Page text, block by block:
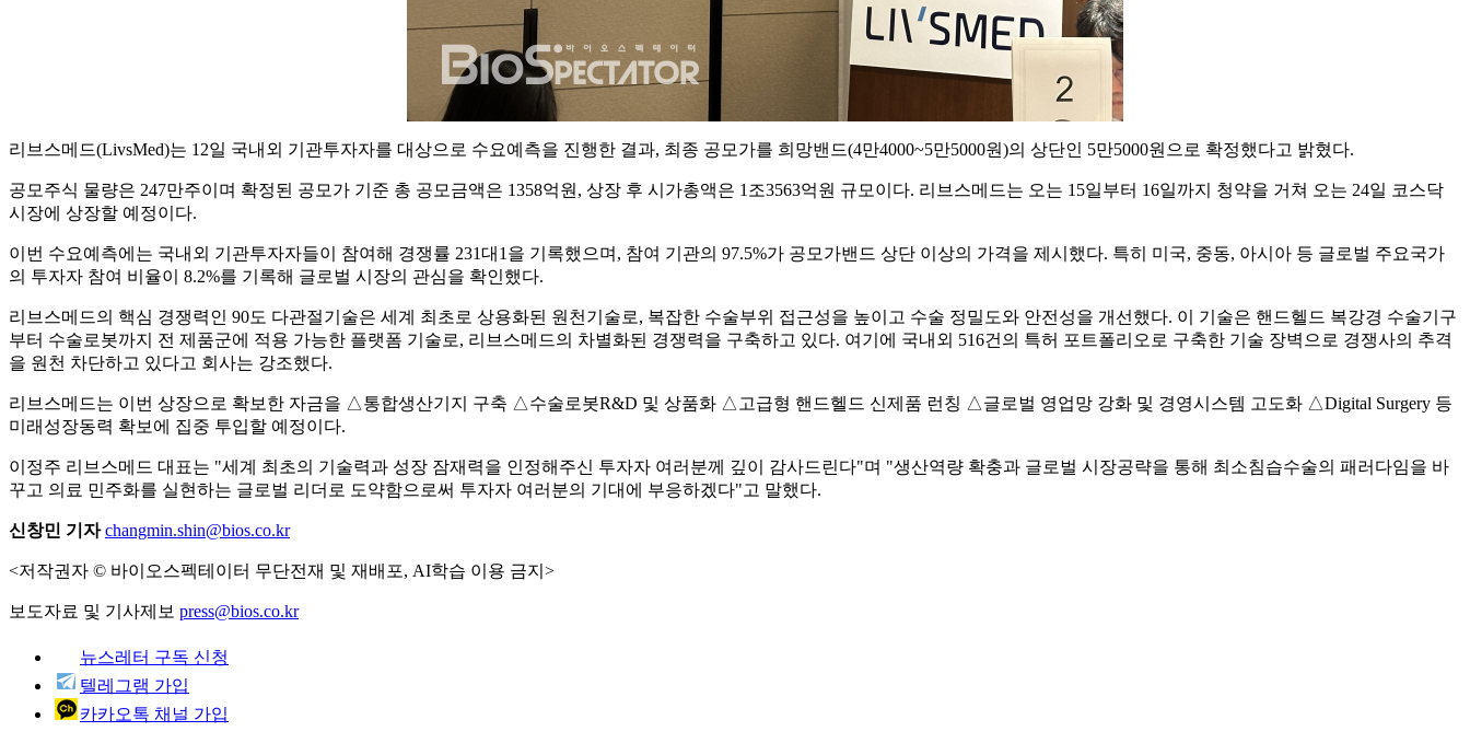
리브스메드(LivsMed)는 12일 국내외 기관투자자를 대상으로 수요예측을 진행한 결과, 최종 공모가를 희망밴드(4만4000~5만5000원)의 상단인 5만5000원으로 확정했다고 밝혔다.
공모주식 물량은 247만주이며 확정된 공모가 기준 총 공모금액은 1358억원, 상장 후 시가총액은 1조3563억원 규모이다. 리브스메드는 오는 15일부터 16일까지 청약을 거쳐 오는 24일 코스닥
시장에 상장할 예정이다.
이번 수요예측에는 국내외 기관투자자들이 참여해 경쟁률 231대1을 기록했으며, 참여 기관의 97.5%가 공모가밴드 상단 이상의 가격을 제시했다. 특히 미국, 중동, 아시아 등 글로벌 주요국가
의 투자자 참여 비율이 8.2%를 기록해 글로벌 시장의 관심을 확인했다.
리브스메드의 핵심 경쟁력인 90도 다관절기술은 세계 최초로 상용화된 원천기술로, 복잡한 수술부위 접근성을 높이고 수술 정밀도와 안전성을 개선했다. 이 기술은 핸드헬드 복강경 수술기구
부터 수술로봇까지 전 제품군에 적용 가능한 플랫폼 기술로, 리브스메드의 차별화된 경쟁력을 구축하고 있다. 여기에 국내외 516건의 특허 포트폴리오로 구축한 기술 장벽으로 경쟁사의 추격
을 원천 차단하고 있다고 회사는 강조했다.
리브스메드는 이번 상장으로 확보한 자금을 △통합생산기지 구축 △수술로봇R&D 및 상품화 △고급형 핸드헬드 신제품 런칭 △글로벌 영업망 강화 및 경영시스템 고도화 △Digital Surgery 등
미래성장동력 확보에 집중 투입할 예정이다.
이정주 리브스메드 대표는 "세계 최초의 기술력과 성장 잠재력을 인정해주신 투자자 여러분께 깊이 감사드린다"며 "생산역량 확충과 글로벌 시장공략을 통해 최소침습수술의 패러다임을 바
꾸고 의료 민주화를 실현하는 글로벌 리더로 도약함으로써 투자자 여러분의 기대에 부응하겠다"고 말했다.
신창민 기자 changmin.shin@bios.co.kr
<저작권자 © 바이오스펙테이터 무단전재 및 재배포, AI학습 이용 금지>
보도자료 및 기사제보 press@bios.co.kr
뉴스레터 구독 신청
텔레그램 가입
카카오톡 채널 가입